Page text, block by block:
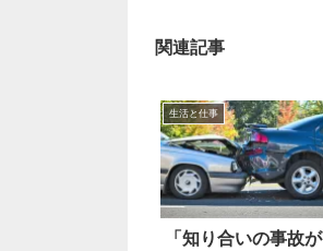
関連記事
生活と仕事
「知り合いの事故が